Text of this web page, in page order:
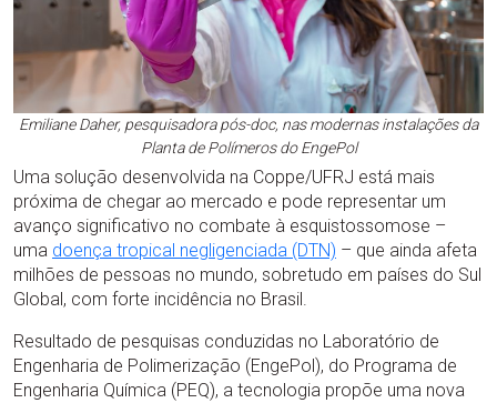
Emiliane Daher, pesquisadora pós-doc, nas modernas instalações da
Planta de Polímeros do EngePol
Uma solução desenvolvida na Coppe/UFRJ está mais
próxima de chegar ao mercado e pode representar um
avanço significativo no combate à esquistossomose –
uma doença tropical negligenciada (DTN) – que ainda afeta
milhões de pessoas no mundo, sobretudo em países do Sul
Global, com forte incidência no Brasil.
Resultado de pesquisas conduzidas no Laboratório de
Engenharia de Polimerização (EngePol), do Programa de
Engenharia Química (PEQ), a tecnologia propõe uma nova